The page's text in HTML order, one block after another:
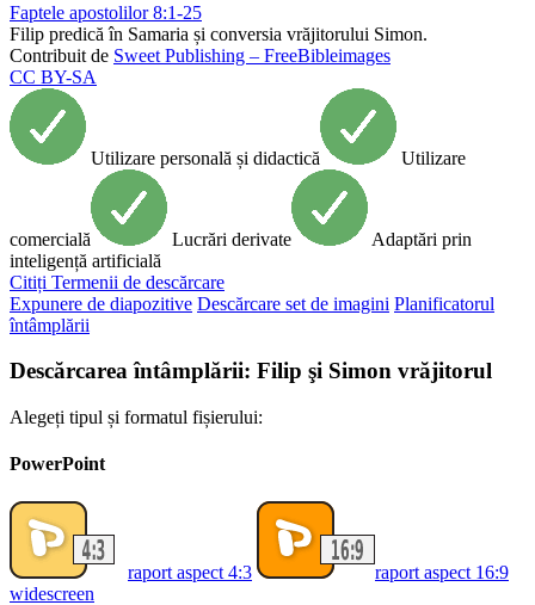
Faptele apostolilor 8:1-25
Filip predică în Samaria și conversia vrăjitorului Simon.
Contribuit de Sweet Publishing – FreeBibleimages
CC BY-SA
Utilizare personală și didactică Utilizare
comercială Lucrări derivate
Adaptări prin
inteligență artificială
Citiți Termenii de descărcare
Expunere de diapozitive Descărcare set de imagini Planificatorul
întâmplării
Descărcarea întâmplării: Filip şi Simon vrăjitorul
Alegeți tipul și formatul fișierului:
PowerPoint
raport aspect 4:3
raport aspect 16:9
widescreen